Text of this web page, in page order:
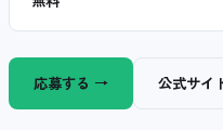
応募する → 公式サイ